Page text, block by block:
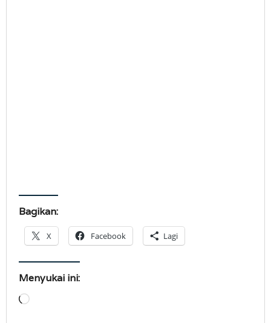
Bagikan:
X Facebook Lagi
Menyukai ini:
Memuat...